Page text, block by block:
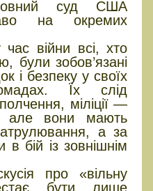
суд США
на окремих
війни всі, хто
були зобов’язані
і безпеку у своїх
Їх слід
міліції —
але вони мають
а за
в бій із зовнішнім
про «вільну
бути лише